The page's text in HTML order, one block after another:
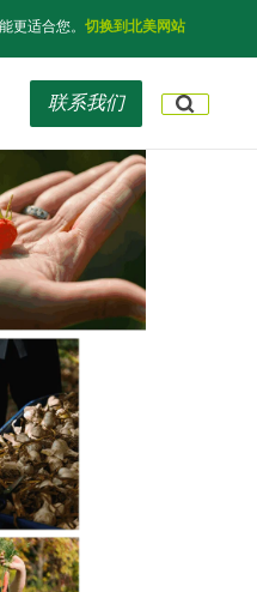
更适合您。 切换到北美网站
联系我们